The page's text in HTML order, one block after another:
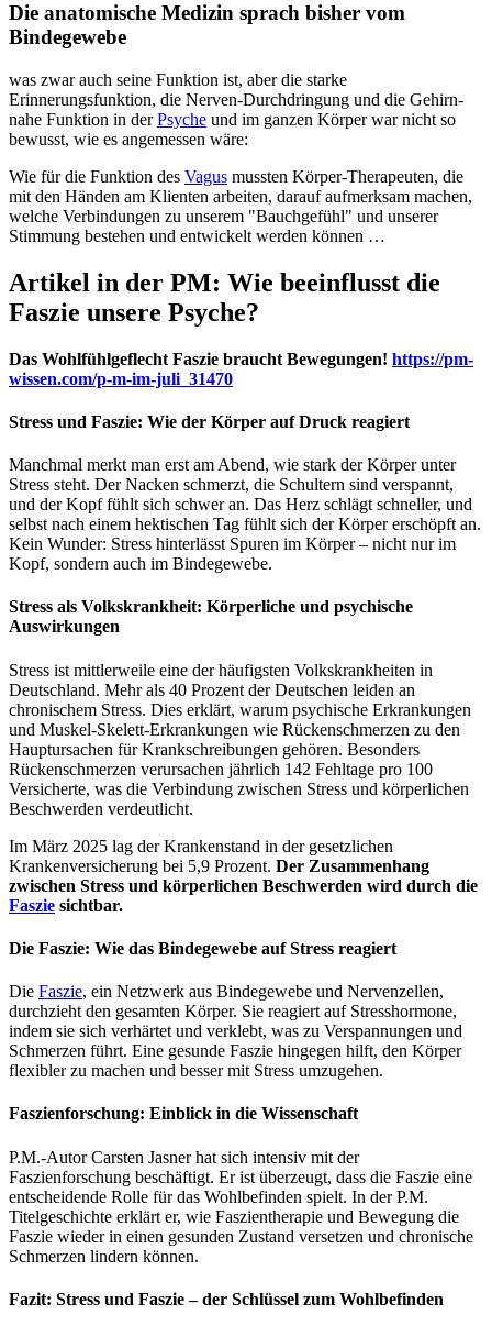
Die anatomische Medizin sprach bisher vom
Bindegewebe
was zwar auch seine Funktion ist, aber die starke
Erinnerungsfunktion, die Nerven-Durchdringung und die Gehirn-
nahe Funktion in derPsyche und im ganzen Körper war nicht so
bewusst, wie es angemessen wäre:
Wie für die Funktion des Vagus mussten Körper-Therapeuten, die
mit den Händen am Klienten arbeiten, darauf aufmerksam machen,
welche Verbindungen zu unserem "Bauchgefühl" und unserer
Stimmung bestehen und entwickelt werden können …
Artikel in der PM: Wie beeinflusst die
Faszie unsere Psyche?
Das Wohlfühlgeflecht Faszie braucht Bewegungen! https://pm-
wissen.com/p-m-im-juli_31470
Stress und Faszie: Wie der Körper auf Druck reagiert
Manchmal merkt man erst am Abend, wie stark der Körper unter
Stress steht. Der Nacken schmerzt, die Schultern sind verspannt,
und der Kopf fühlt sich schwer an. Das Herz schlägt schneller, und
selbst nach einem hektischen Tag fühlt sich der Körper erschöpft an.
Kein Wunder: Stress hinterlässt Spuren im Körper – nicht nur im
Kopf, sondern auch im Bindegewebe.
Stress als Volkskrankheit: Körperliche und psychische
Auswirkungen
Stress ist mittlerweile eine der häufigsten Volkskrankheiten in
Deutschland. Mehr als 40 Prozent der Deutschen leiden an
chronischem Stress. Dies erklärt, warum psychische Erkrankungen
und Muskel-Skelett-Erkrankungen wie Rückenschmerzen zu den
Hauptursachen für Krankschreibungen gehören. Besonders
Rückenschmerzen verursachen jährlich 142 Fehltage pro 100
Versicherte, was die Verbindung zwischen Stress und körperlichen
Beschwerden verdeutlicht.
Im März 2025 lag der Krankenstand in der gesetzlichen
Krankenversicherung bei 5,9 Prozent. Der Zusammenhang
zwischen Stress und körperlichen Beschwerden wird durch die
Faszie sichtbar.
Die Faszie: Wie das Bindegewebe auf Stress reagiert
Die Faszie, ein Netzwerk aus Bindegewebe und Nervenzellen,
durchzieht den gesamten Körper. Sie reagiert auf Stresshormone,
indem sie sich verhärtet und verklebt, was zu Verspannungen und
Schmerzen führt. Eine gesunde Faszie hingegen hilft, den Körper
flexibler zu machen und besser mit Stress umzugehen.
Faszienforschung: Einblick in die Wissenschaft
P.M.-Autor Carsten Jasner hat sich intensiv mit der
Faszienforschung beschäftigt. Er ist überzeugt, dass die Faszie eine
entscheidende Rolle für das Wohlbefinden spielt. In der P.M.
Titelgeschichte erklärt er, wie Faszientherapie und Bewegung die
Faszie wieder in einen gesunden Zustand versetzen und chronische
Schmerzen lindern können.
Fazit: Stress und Faszie – der Schlüssel zum Wohlbefinden